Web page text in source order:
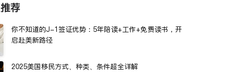
荐
你不知道的J-1签证优势：5年陪读+工作+免费读书，开
启赴美新路径
2025美国移民方式、种类、条件超全详解